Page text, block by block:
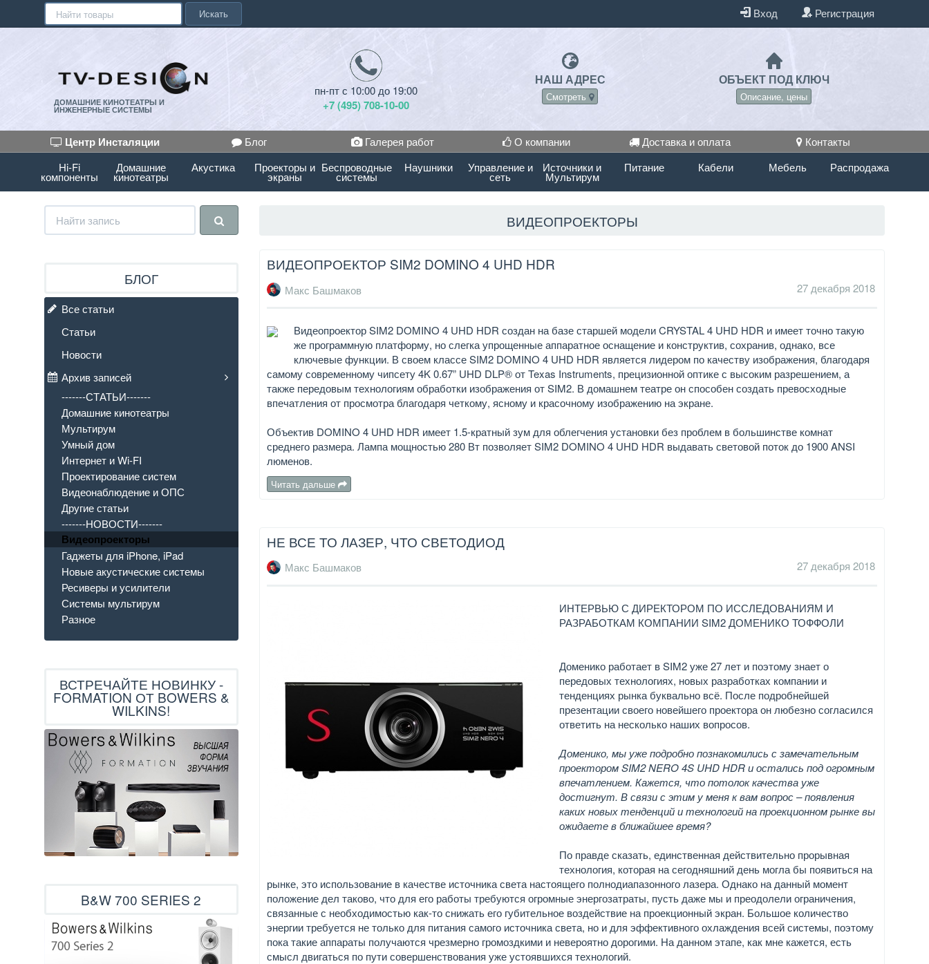
Искать Вход Регистрация
ДОМАШНИЕ КИНОТЕАТРЫ И
ИНЖЕНЕРНЫЕ СИСТЕМЫ
пн-пт с 10:00 до 19:00
+7 (495) 708-10-00
НАШ АДРЕС
Смотреть
ОБЪЕКТ ПОД КЛЮЧ
Описание, цены
Центр Инсталяции Блог Галерея работ О компании Доставка и оплата
Контакты
Hi-Fi
компоненты
Домашние
кинотеатры
Акустика Проекторы и
экраны
Беспроводные
системы
Наушники Управление и
сеть
Источники и
Мультирум
Питание Кабели Мебель Распродажа
ВИДЕОПРОЕКТОРЫ
ВИДЕОПРОЕКТОР SIM2 DOMINO 4 UHD HDR
Макс Башмаков 27 декабря 2018
Видеопроектор SIM2 DOMINO 4 UHD HDR создан на базе старшей модели CRYSTAL 4 UHD HDR и имеет точно такую
же программную платформу, но слегка упрощенные аппаратное оснащение и конструктив, сохранив, однако, все
ключевые функции. В своем классе SIM2 DOMINO 4 UHD HDR является лидером по качеству изображения, благодаря
самому современному чипсету 4K 0.67” UHD DLP® от Texas Instruments, прецизионной оптике с высоким разрешением, а
также передовым технологиям обработки изображения от SIM2. В домашнем театре он способен создать превосходные
впечатления от просмотра благодаря четкому, ясному и красочному изображению на экране.
Объектив DOMINO 4 UHD HDR имеет 1.5-кратный зум для облегчения установки без проблем в большинстве комнат
среднего размера. Лампа мощностью 280 Вт позволяет SIM2 DOMINO 4 UHD HDR выдавать световой поток до 1900 ANSI
люменов.
Читать дальше
НЕ ВСЕ ТО ЛАЗЕР, ЧТО СВЕТОДИОД
Макс Башмаков 27 декабря 2018
ИНТЕРВЬЮ С ДИРЕКТОРОМ ПО ИССЛЕДОВАНИЯМ И
РАЗРАБОТКАМ КОМПАНИИ SIM2 ДОМЕНИКО ТОФФОЛИ
Доменико работает в SIM2 уже 27 лет и поэтому знает о
передовых технологиях, новых разработках компании и
тенденциях рынка буквально всё. После подробнейшей
презентации своего новейшего проектора он любезно согласился
ответить на несколько наших вопросов.
Доменико, мы уже подробно познакомились с замечательным
проектором SIM2 NERO 4S UHD HDR и остались под огромным
впечатлением. Кажется, что потолок качества уже
достигнут. В связи с этим у меня к вам вопрос – появления
каких новых тенденций и технологий на проекционном рынке вы
ожидаете в ближайшее время?
По правде сказать, единственная действительно прорывная
технология, которая на сегодняшний день могла бы появиться на
рынке, это использование в качестве источника света настоящего полнодиапазонного лазера. Однако на данный момент
положение дел таково, что для его работы требуются огромные энергозатраты, пусть даже мы и преодолели ограничения,
связанные с необходимостью как-то снижать его губительное воздействие на проекционный экран. Большое количество
энергии требуется не только для питания самого источника света, но и для эффективного охлаждения всей системы, поэтому
пока такие аппараты получаются чрезмерно громоздкими и невероятно дорогими. На данном этапе, как мне кажется, есть
смысл двигаться по пути совершенствования уже устоявшихся технологий.
БЛОГ
Все статьи
Статьи
Новости
Архив записей
-------СТАТЬИ-------
Домашние кинотеатры
Мультирум
Умный дом
Интернет и Wi-FI
Проектирование систем
Видеонаблюдение и ОПС
Другие статьи
-------НОВОСТИ-------
Видеопроекторы
Гаджеты для iPhone, iPad
Новые акустические системы
Ресиверы и усилители
Системы мультирум
Разное
ВСТРЕЧАЙТЕ НОВИНКУ -
FORMATION ОТ BOWERS &
WILKINS!
B&W 700 SERIES 2